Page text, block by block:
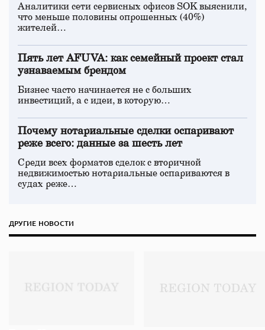
Аналитики сети сервисных офисов SOK выяснили,
что меньше половины опрошенных (40%)
жителей…
Пять лет AFUVA: как семейный проект стал
узнаваемым брендом
Бизнес часто начинается не с больших
инвестиций, а с идеи, в которую…
Почему нотариальные сделки оспаривают
реже всего: данные за шесть лет
Среди всех форматов сделок с вторичной
недвижимостью нотариальные оспариваются в
судах реже…
ДРУГИЕ НОВОСТИ